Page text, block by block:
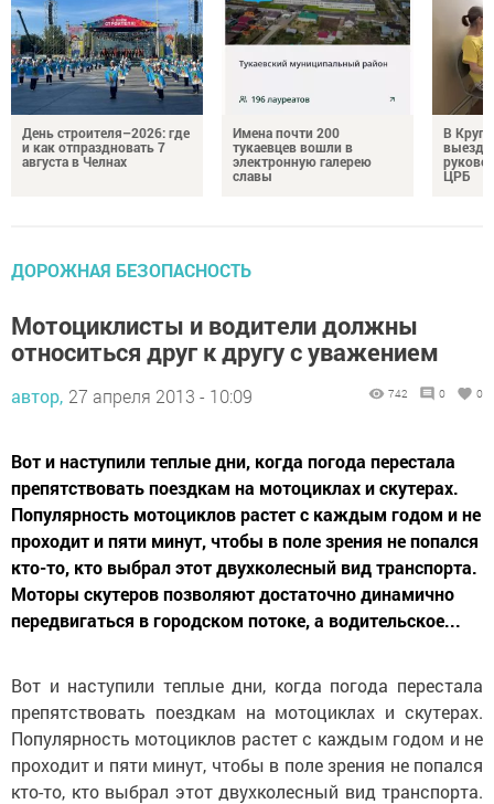
День строителя–2026: где
и как отпраздновать 7
августа в Челнах
Имена почти 200
тукаевцев вошли в
электронную галерею
славы
В
ЦРБ
ДОРОЖНАЯ БЕЗОПАСНОСТЬ
Мотоциклисты и водители должны
относиться друг к другу с уважением
автор, 27 апреля 2013 - 10:09 742 0 0
Вот и наступили теплые дни, когда погода перестала
препятствовать поездкам на мотоциклах и скутерах.
Популярность мотоциклов растет с каждым годом и не
проходит и пяти минут, чтобы в поле зрения не попался
кто-то, кто выбрал этот двухколесный вид транспорта.
Моторы скутеров позволяют достаточно динамично
передвигаться в городском потоке, а водительское...
Вот и наступили теплые дни, когда погода перестала
препятствовать поездкам на мотоциклах и скутерах.
Популярность мотоциклов растет с каждым годом и не
проходит и пяти минут, чтобы в поле зрения не попался
кто-то, кто выбрал этот двухколесный вид транспорта.